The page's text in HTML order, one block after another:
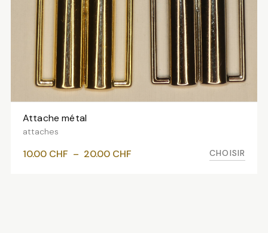
VOIR LES VARIANTES
Attache métal
attaches
10.00 CHF – 20.00 CHFPlage
CHOISIR